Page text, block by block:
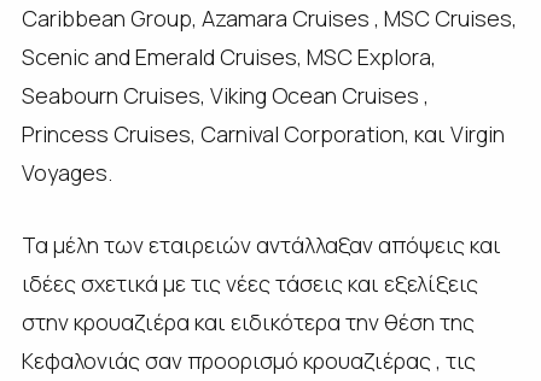
Caribbean Group, Azamara Cruises , MSC Cruises,
Scenic and Emerald Cruises, MSC Explora,
Seabourn Cruises, Viking Ocean Cruises ,
Princess Cruises, Carnival Corporation, και Virgin
Voyages.
Τα μέλη των εταιρειών αντάλλαξαν απόψεις και
ιδέες σχετικά με τις νέες τάσεις και εξελίξεις
στην κρουαζιέρα και ειδικότερα την θέση της
Κεφαλονιάς σαν προορισμό κρουαζιέρας , τις